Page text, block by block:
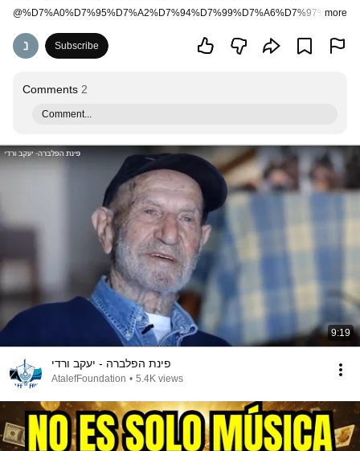
@ more
Subscribe
Comments 2
Comment...
9:19
פינת הפלברה - יעקב ורדי
AtalefFoundation • 5.4K views